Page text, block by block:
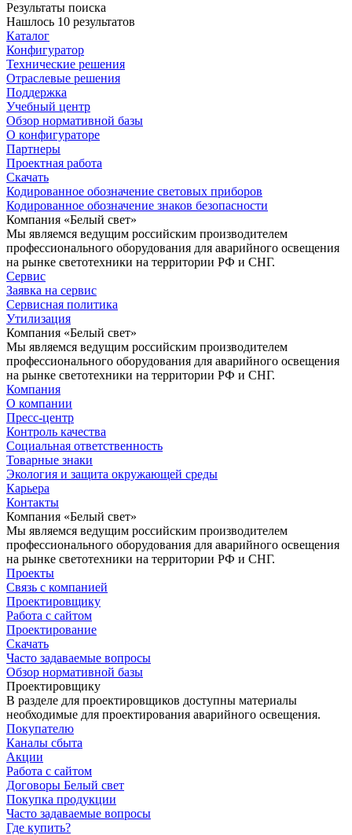
Результаты поиска
Нашлось 10 результатов
Каталог
Конфигуратор
Технические решения
Отраслевые решения
Поддержка
Учебный центр
Обзор нормативной базы
О конфигураторе
Партнеры
Проектная работа
Скачать
Кодированное обозначение световых приборов
Кодированное обозначение знаков безопасности
Компания «Белый свет»
Мы являемся ведущим российским производителем
профессионального оборудования для аварийного освещения
на рынке светотехники на территории РФ и СНГ.
Сервис
Заявка на сервис
Сервисная политика
Утилизация
Компания «Белый свет»
Мы являемся ведущим российским производителем
профессионального оборудования для аварийного освещения
на рынке светотехники на территории РФ и СНГ.
Компания
О компании
Пресс-центр
Контроль качества
Социальная ответственность
Товарные знаки
Экология и защита окружающей среды
Карьера
Контакты
Компания «Белый свет»
Мы являемся ведущим российским производителем
профессионального оборудования для аварийного освещения
на рынке светотехники на территории РФ и СНГ.
Проекты
Связь с компанией
Проектировщику
Работа с сайтом
Проектирование
Скачать
Часто задаваемые вопросы
Обзор нормативной базы
Проектировщику
В разделе для проектировщиков доступны материалы
необходимые для проектирования аварийного освещения.
Покупателю
Каналы сбыта
Акции
Работа с сайтом
Договоры Белый свет
Покупка продукции
Часто задаваемые вопросы
Где купить?